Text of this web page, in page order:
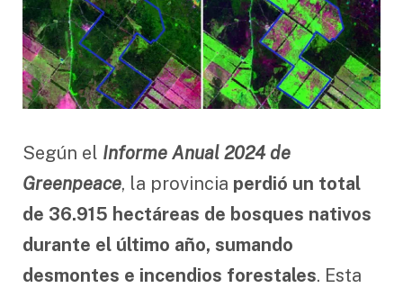
Según el Informe Anual 2024 de
Greenpeace, la provincia perdió un total
de 36.915 hectáreas de bosques nativos
durante el último año, sumando
desmontes e incendios forestales. Esta